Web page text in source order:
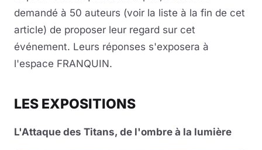
demandé à 50 auteurs (voir la liste à la fin de cet
article) de proposer leur regard sur cet
événement. Leurs réponses s'exposera à
l'espace FRANQUIN.
LES EXPOSITIONS
L'Attaque des Titans, de l'ombre à la lumière